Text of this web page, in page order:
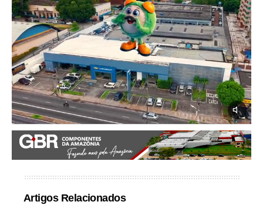
Artigos Relacionados